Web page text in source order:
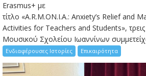
Erasmus+ με
τίτλο «A.R.M.ON.I.A.: Anxiety’s Relief and
Activities for Teachers and Students», τρεις
Μουσικού Σχολείου Ιωαννίνων
Ενδιαφέρουσες Ιστορίες Επικαιρότητα